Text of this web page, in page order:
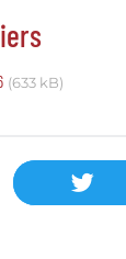
(633 kB)